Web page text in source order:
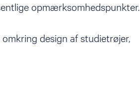
opmærksomhedspunkter.
design af studietrøjer,